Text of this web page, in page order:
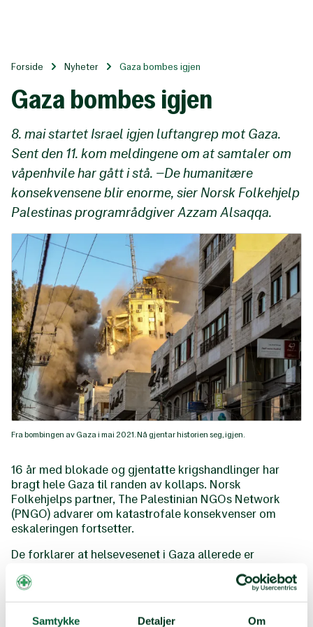
Samtykke Detaljer Om
Forside Nyheter Gaza bombes igjen
Gaza bombes igjen
8. mai startet Israel igjen luftangrep mot Gaza.
Sent den 11. kom meldingene om at samtaler om
våpenhvile har gått i stå. –De humanitære
konsekvensene blir enorme, sier Norsk Folkehjelp
Palestinas programrådgiver Azzam Alsaqqa.
Fra bombingen av Gaza i mai 2021. Nå gjentar historien seg, igjen.
16 år med blokade og gjentatte krigshandlinger har
bragt hele Gaza til randen av kollaps. Norsk
Folkehjelps partner, The Palestinian NGOs Network
(PNGO) advarer om katastrofale konsekvenser om
eskaleringen fortsetter.
De forklarer at helsevesenet i Gaza allerede er
og helsepersonell som følge av blokaden. Nå er
grenseovergangene helt sperret, og mennesker som
rammes av angrepene har enda mindre sjans for å få